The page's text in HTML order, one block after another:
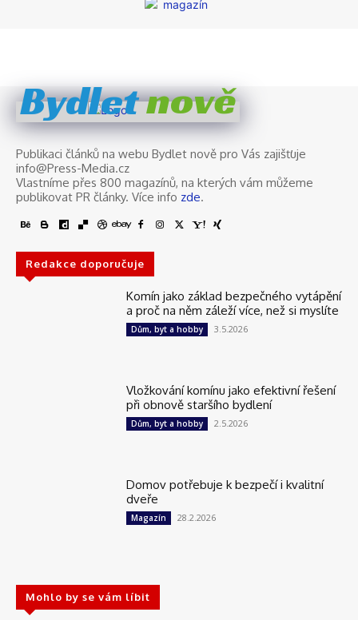
Bydletnově
Publikaci článků na webu Bydlet nově pro Vás zajišťuje
info@Press-Media.cz
Vlastníme přes 800 magazínů, na kterých vám můžeme
publikovat PR články. Více info zde.
Redakce doporučuje
Komín jako základ bezpečného vytápění
a proč na něm záleží více, než si myslíte
Dům, byt a hobby 3.5.2026
Vložkování komínu jako efektivní řešení
při obnově staršího bydlení
Dům, byt a hobby 2.5.2026
Domov potřebuje k bezpečí i kvalitní
dveře
Magazín 28.2.2026
Mohlo by se vám líbit